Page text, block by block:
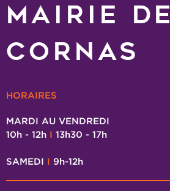
MAIRIE DE
CORNAS
HORAIRES
MARDI AU VENDREDI
10h - 12h I 13h30 - 17h
SAMEDI I 9h-12h